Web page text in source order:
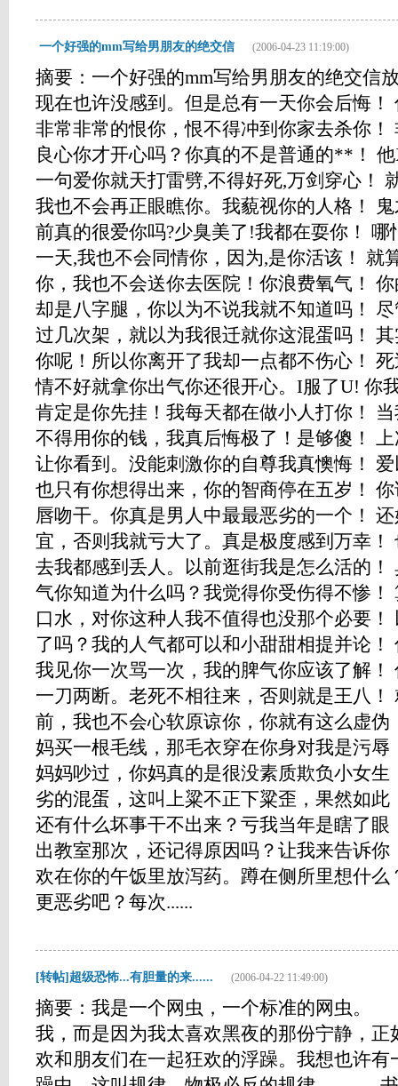
一个好强的mm写给男朋友的绝交信 (2006-04-23 11:19:00)
摘要：一个好强的mm写给男朋友的绝交信
现在也许没感到。但是总有一天你会后悔
非常非常的恨你，恨不得冲到你家去杀你
良心你才开心吗？你真的不是普通的**！
一句爱你就天打雷劈,不得好死,万剑穿心！
我也不会再正眼瞧你。我藐视你的人格！
前真的很爱你吗?少臭美了!我都在耍你！
一天,我也不会同情你，因为,是你活该！ 就
你，我也不会送你去医院！你浪费氧气！
却是八字腿，你以为不说我就不知道吗！
过几次架，就以为我很迁就你这混蛋吗！
你呢！所以你离开了我却一点都不伤心！
情不好就拿你出气你还很开心。I服了U! 你
肯定是你先挂！我每天都在做小人打你！
不得用你的钱，我真后悔极了！是够傻！
让你看到。没能刺激你的自尊我真懊悔！
也只有你想得出来，你的智商停在五岁！
唇吻干。你真是男人中最最恶劣的一个！
宜，否则我就亏大了。真是极度感到万幸
去我都感到丢人。以前逛街我是怎么活的
气你知道为什么吗？我觉得你受伤得不惨
口水，对你这种人我不值得也没那个必要
了吗？我的人气都可以和小甜甜相提并论
我见你一次骂一次，我的脾气你应该了解
一刀两断。老死不相往来，否则就是王八！
前，我也不会心软原谅你，你就有这么虚
妈买一根毛线，那毛衣穿在你身对我是污
妈妈吵过，你妈真的是很没素质欺负小女
劣的混蛋，这叫上粱不正下粱歪，果然如
还有什么坏事干不出来？亏我当年是瞎了
出教室那次，还记得原因吗？让我来告诉
欢在你的午饭里放泻药。蹲在侧所里想什
更恶劣吧？每次......
[转帖]超级恐怖...有胆量的来...... (2006-04-22 11:49:00)
摘要：我是一个网虫，一个标准的网虫
我，而是因为我太喜欢黑夜的那份宁静，
欢和朋友们在一起狂欢的浮躁。我想也许